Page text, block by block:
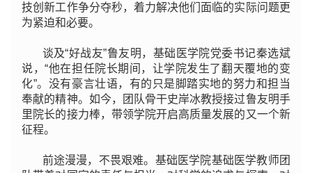
技创新工作争分夺秒，着力解决他们面临的实际问题更
为紧迫和必要。
谈及“好战友”鲁友明，基础医学院党委书记秦选斌
说，“他在担任院长期间，让学院发生了翻天覆地的变
化”。没有豪言壮语，有的只是脚踏实地的努力和担当
奉献的精神。如今，团队骨干史岸冰教授接过鲁友明手
里院长的接力棒，带领学院开启高质量发展的又一个新
征程。
前途漫漫，不畏艰难。基础医学院基础医学教师团